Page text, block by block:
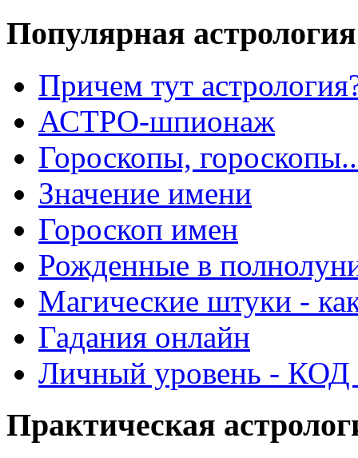
Популярная астрология
Причем тут
АСТРО-шпионаж
Гороскопы,
Значение имени
Гороскоп имен
Рожденные в
Магические штуки -
Гадания онлайн
Личный уровень - КОД
Практическая